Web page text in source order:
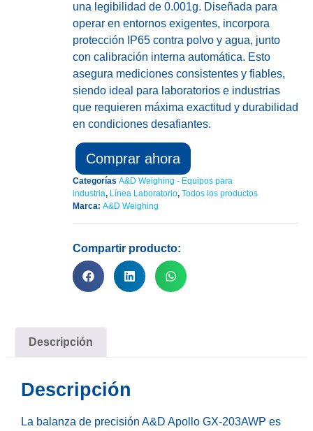
una legibilidad de 0.001g. Diseñada para
operar en entornos exigentes, incorpora
protección IP65 contra polvo y agua, junto
con calibración interna automática. Esto
asegura mediciones consistentes y fiables,
siendo ideal para laboratorios e industrias
que requieren máxima exactitud y durabilidad
en condiciones desafiantes.
Comprar ahora
Categorías A&D Weighing - Equipos para
industria, Línea Laboratorio, Todos los productos
Marca: A&D Weighing
Compartir producto:
Descripción
Descripción
La balanza de precisión A&D Apollo GX-203AWP es